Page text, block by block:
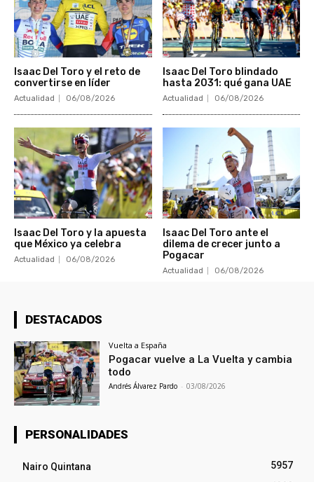
Isaac Del Toro y el reto de
convertirse en líder
Actualidad 06/08/2026
Isaac Del Toro blindado
hasta 2031: qué gana UAE
Actualidad 06/08/2026
Isaac Del Toro y la apuesta
que México ya celebra
Actualidad 06/08/2026
Isaac Del Toro ante el
dilema de crecer junto a
Pogacar
Actualidad 06/08/2026
DESTACADOS
Vuelta a España
Pogacar vuelve a La Vuelta y cambia
todo
Andrés Álvarez Pardo - 03/08/2026
PERSONALIDADES
Nairo Quintana
5957